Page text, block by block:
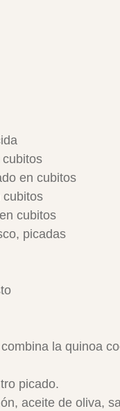
en cubitos
cubitos
cubitos
picadas
la quinoa
picado.
aceite de oliva,